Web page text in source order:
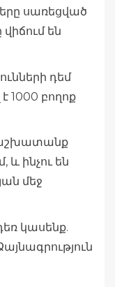
սառեցված
են
դեմ
1000 բողոք
աշխատանք
ինչու են
մեջ
կասենք.